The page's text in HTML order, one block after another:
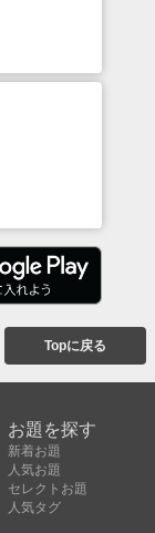
Topに戻る
お題を探す
新着お題
人気お題
セレクトお題
人気タグ